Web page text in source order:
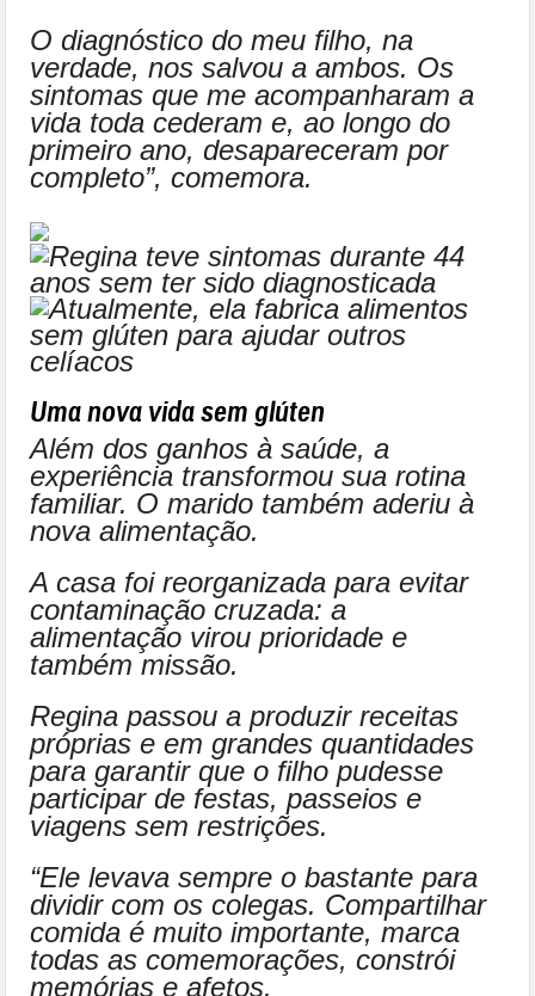
O diagnóstico do meu filho, na
verdade, nos salvou a ambos. Os
sintomas que me acompanharam a
vida toda cederam e, ao longo do
primeiro ano, desapareceram por
completo”, comemora.
Uma nova vida sem glúten
Além dos ganhos à saúde, a
experiência transformou sua rotina
familiar. O marido também aderiu à
nova alimentação.
A casa foi reorganizada para evitar
contaminação cruzada: a
alimentação virou prioridade e
também missão.
Regina passou a produzir receitas
próprias e em grandes quantidades
para garantir que o filho pudesse
participar de festas, passeios e
viagens sem restrições.
“Ele levava sempre o bastante para
dividir com os colegas. Compartilhar
comida é muito importante, marca
todas as comemorações, constrói
memórias e afetos.